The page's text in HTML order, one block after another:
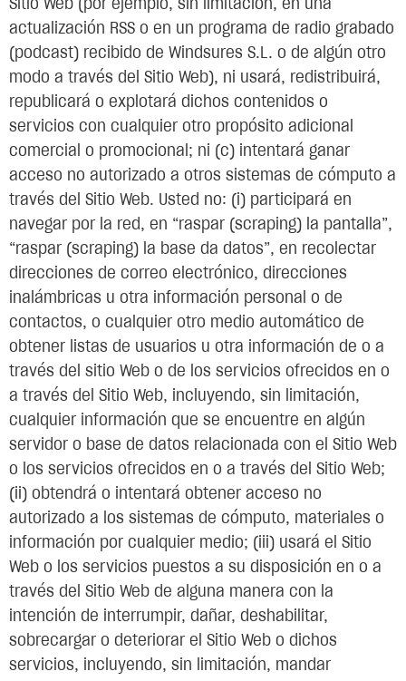
Sitio Web (por ejemplo, sin limitación, en una
actualización RSS o en un programa de radio grabado
(podcast) recibido de Windsures S.L. o de algún otro
modo a través del Sitio Web), ni usará, redistribuirá,
republicará o explotará dichos contenidos o
servicios con cualquier otro propósito adicional
comercial o promocional; ni (c) intentará ganar
acceso no autorizado a otros sistemas de cómputo a
través del Sitio Web. Usted no: (i) participará en
navegar por la red, en “raspar (scraping) la pantalla”,
“raspar (scraping) la base da datos”, en recolectar
direcciones de correo electrónico, direcciones
inalámbricas u otra información personal o de
contactos, o cualquier otro medio automático de
obtener listas de usuarios u otra información de o a
través del sitio Web o de los servicios ofrecidos en o
a través del Sitio Web, incluyendo, sin limitación,
cualquier información que se encuentre en algún
servidor o base de datos relacionada con el Sitio Web
o los servicios ofrecidos en o a través del Sitio Web;
(ii) obtendrá o intentará obtener acceso no
autorizado a los sistemas de cómputo, materiales o
información por cualquier medio; (iii) usará el Sitio
Web o los servicios puestos a su disposición en o a
través del Sitio Web de alguna manera con la
intención de interrumpir, dañar, deshabilitar,
sobrecargar o deteriorar el Sitio Web o dichos
servicios, incluyendo, sin limitación, mandar